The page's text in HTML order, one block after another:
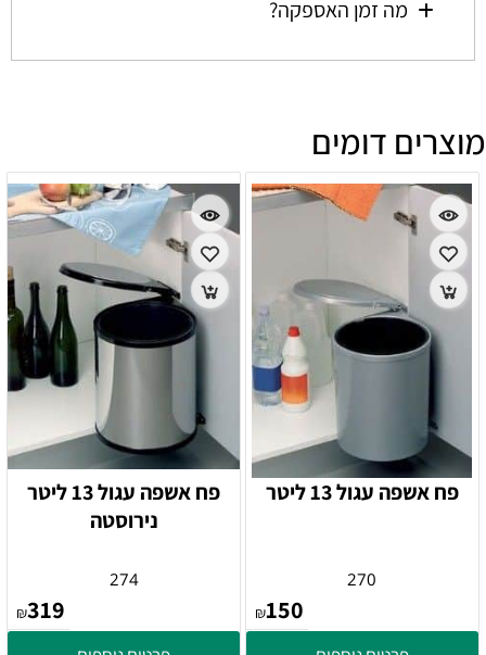
מה זמן האספקה?
מוצרים דומים
פח אשפה עגול 13 ליטר
270
₪150
פח אשפה עגול 13 ליטר
נירוסטה
274
₪319